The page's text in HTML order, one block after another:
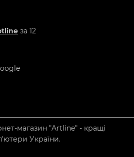
за 12
магазин "Artline" - кращі
України.